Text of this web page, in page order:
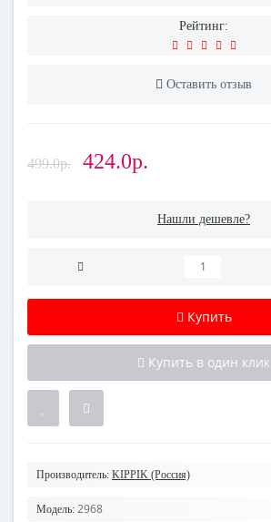
Рейтинг:
Оставить отзыв
499.0р. 424.0р.
Нашли дешевле?
Купить
Купить в один клик
Производитель: KIPPIK (Россия)
Модель: 2968